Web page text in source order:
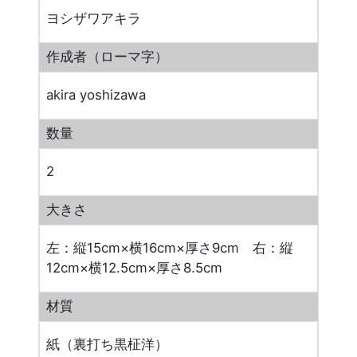
ヨシザワアキラ
作成者（ローマ字）
akira yoshizawa
数量
2
大きさ
左：縦15cm×横16cm×厚さ9cm 右：縦
12cm×横12.5cm×厚さ8.5cm
材質
紙（裏打ち黒柾洋）